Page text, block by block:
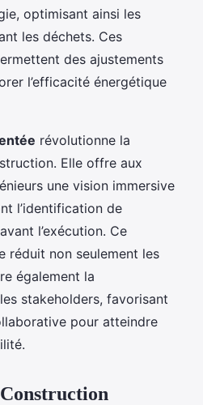
optimisant ainsi les
les déchets. Ces
des ajustements
l’efficacité énergétique
révolutionne la
Elle offre aux
une vision immersive
l’identification de
l’exécution. Ce
réduit non seulement les
également la
stakeholders, favorisant
pour atteindre